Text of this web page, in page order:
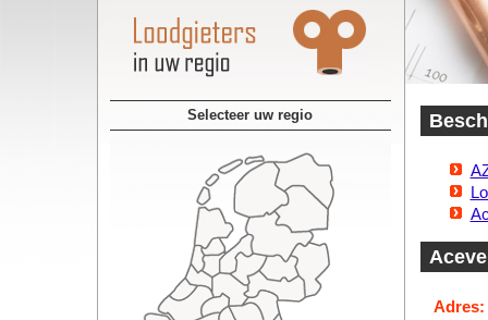
Selecteer uw regio
Adres: